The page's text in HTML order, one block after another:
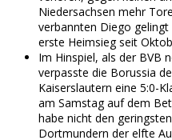
Niedersachsen mehr
verbannten Diego
erste Heimsieg seit
Im Hinspiel, als der BVB
verpasste die Borussia
Kaiserslautern eine 5:0-
am Samstag auf dem
habe nicht den
Dortmundern der elfte